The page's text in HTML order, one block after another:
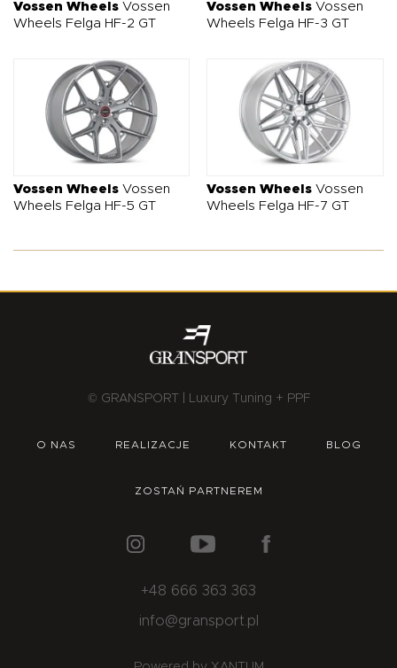
Vossen Wheels Vossen
Wheels Felga HF-2 GT
Vossen Wheels Vossen
Wheels Felga HF-3 GT
Vossen Wheels Vossen
Wheels Felga HF-5 GT
Vossen Wheels Vossen
Wheels Felga HF-7 GT
© GRANSPORT | Luxury Tuning + PPF
O NAS REALIZACJE KONTAKT BLOG
ZOSTAŃ PARTNEREM
+48 666 363 363
info@gransport.pl